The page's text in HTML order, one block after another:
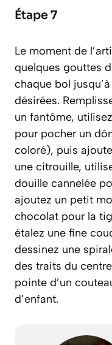
Étape 7
Le moment de
quelques gouttes
chaque bol
désirées.
un fantôme,
pour pocher un
coloré), puis
une citrouille,
douille cannelée
ajoutez un petit
chocolat pour la
étalez une fine
dessinez une
des traits du
pointe d’un
d’enfant.